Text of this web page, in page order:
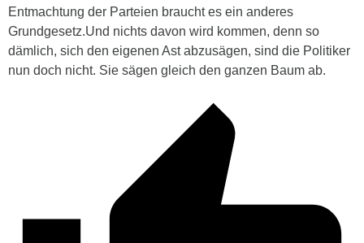
Entmachtung der Parteien braucht es ein anderes
Grundgesetz.Und nichts davon wird kommen, denn so
dämlich, sich den eigenen Ast abzusägen, sind die Politiker
nun doch nicht. Sie sägen gleich den ganzen Baum ab.